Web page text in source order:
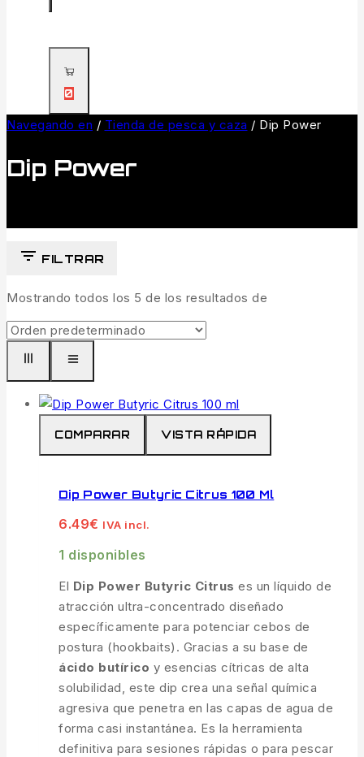
0
Navegando en / Tienda de pesca y caza / Dip Power
Dip Power
FILTRAR
Mostrando todos los 5 de los resultados de
COMPARAR VISTA RÁPIDA
Dip Power Butyric Citrus 100 Ml
6.49€ IVA incl.
1 disponibles
El Dip Power Butyric Citrus es un líquido de
atracción ultra-concentrado diseñado
específicamente para potenciar cebos de
postura (hookbaits). Gracias a su base de
ácido butírico y esencias cítricas de alta
solubilidad, este dip crea una señal química
agresiva que penetra en las capas de agua de
forma casi instantánea. Es la herramienta
definitiva para sesiones rápidas o para pescar